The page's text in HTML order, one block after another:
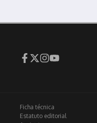
Ficha técnica
Estatuto editorial